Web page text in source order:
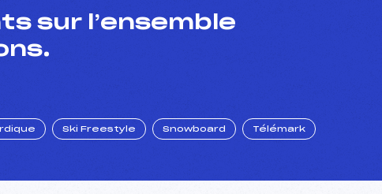
sur l’ensemble
Ski Freestyle Snowboard Télémark